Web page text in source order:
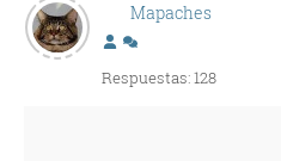
Mapaches
Respuestas: 128